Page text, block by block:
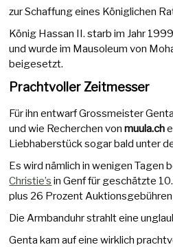
zur Schaffung eines Königlichen
König Hassan II. starb im Jahr
und wurde im Mausoleum von
beigesetzt.
Prachtvoller Zeitmesser
Für ihn entwarf Grossmeister
und wie Recherchen vonmuula.ch
Liebhaberstück sogar bald unter
Es wird nämlich in wenigen Tagen
Christie’s in Genf für geschätzte
plus 26 Prozent
Die Armbanduhr strahlt eine
Genta kam auf eine wirklich